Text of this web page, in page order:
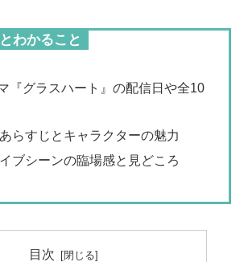
わかること
『グラスハート』の配信日や全10
らすじとキャラクターの魅力
ブシーンの臨場感と見どころ
目次